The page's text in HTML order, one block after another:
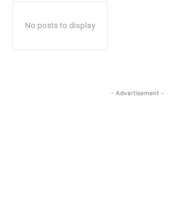
No posts to display
- Advertisement -